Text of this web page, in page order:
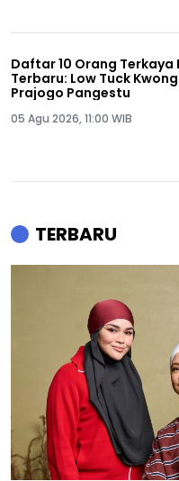
Daftar 10 Orang Terkaya
Terbaru: Low Tuck
Prajogo Pangestu
05 Agu 2026, 11:00 WIB
TERBARU